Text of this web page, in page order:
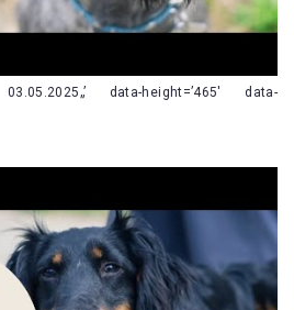
data-height=’465′ data-